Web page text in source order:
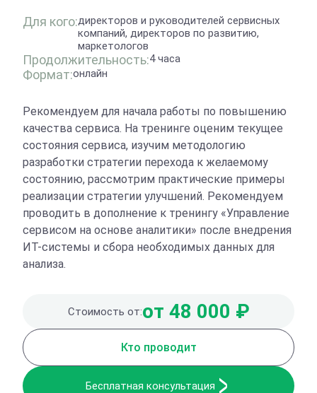
Для кого:директоров и руководителей сервисных
компаний, директоров по развитию,
маркетологов
Продолжительность:4 часа
Формат:онлайн
Рекомендуем для начала работы по повышению
качества сервиса. На тренинге оценим текущее
состояния сервиса, изучим методологию
разработки стратегии перехода к желаемому
состоянию, рассмотрим практические примеры
реализации стратегии улучшений. Рекомендуем
проводить в дополнение к тренингу «Управление
сервисом на основе аналитики» после внедрения
ИТ-системы и сбора необходимых данных для
анализа.
Стоимость от:от 48 000 ₽
Кто проводит
Бесплатная консультация